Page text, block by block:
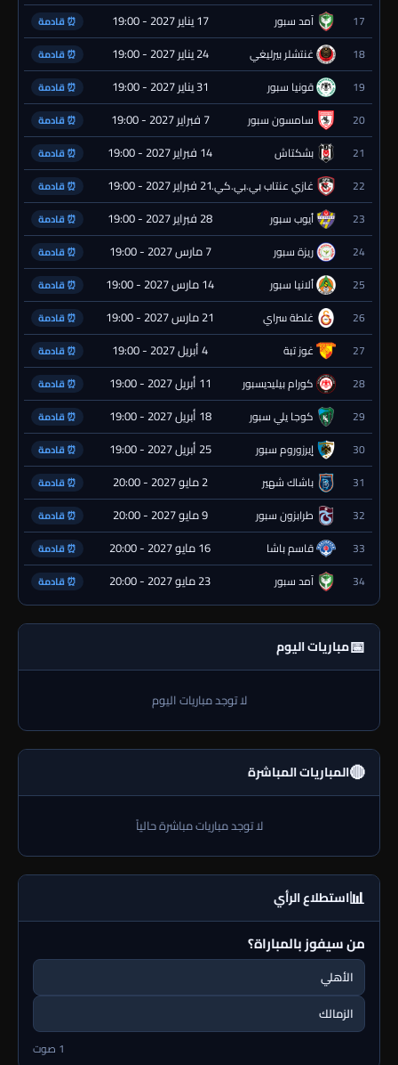
17 آمد سبور 17 يناير 2027 - 19:00 ⏰ قادمة
18 غنتشلر بيرليغي 24 يناير 2027 - 19:00 ⏰ قادمة
19 قونيا سبور 31 يناير 2027 - 19:00 ⏰ قادمة
20 سامسون سبور 7 فبراير 2027 - 19:00 ⏰ قادمة
21 بشكتاش 14 فبراير 2027 - 19:00 ⏰ قادمة
22 غازي عنتاب بي.بي.كي.21 فبراير 2027 - 19:00 ⏰ قادمة
23 أيوب سبور 28 فبراير 2027 - 19:00 ⏰ قادمة
24 ريزة سبور 7 مارس 2027 - 19:00 ⏰ قادمة
25 ألانيا سبور 14 مارس 2027 - 19:00 ⏰ قادمة
26 غلطة سراي 21 مارس 2027 - 19:00 ⏰ قادمة
27 غوز تبة 4 أبريل 2027 - 19:00 ⏰ قادمة
28 كورام بيليديسبور 11 أبريل 2027 - 19:00 ⏰ قادمة
29 كوجا يلي سبور 18 أبريل 2027 - 19:00 ⏰ قادمة
30 إيرزوروم سبور 25 أبريل 2027 - 19:00 ⏰ قادمة
31 باشاك شهير 2 مايو 2027 - 20:00 ⏰ قادمة
32 طرابزون سبور 9 مايو 2027 - 20:00 ⏰ قادمة
33 قاسم باشا 16 مايو 2027 - 20:00 ⏰ قادمة
34 آمد سبور 23 مايو 2027 - 20:00 ⏰ قادمة
📅مباريات اليوم
لا توجد مباريات اليوم
🔴المباريات المباشرة
لا توجد مباريات مباشرة حالياً
📊استطلاع الرأي
من سيفوز بالمباراة؟
الأهلي
الزمالك
1 صوت